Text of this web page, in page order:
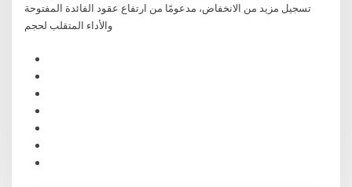
تسجيل مزيد من الانخفاض، مدعومًا من ارتفاع عقود الفائدة المفتوحة
والأداء المتقلب لحجم